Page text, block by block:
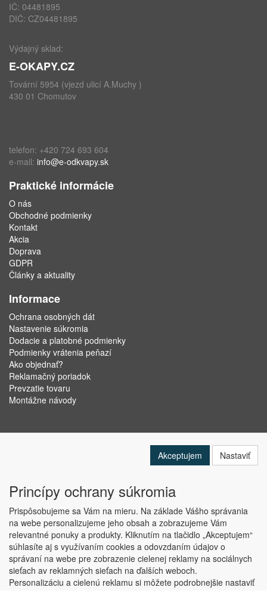
IČ: 04481895
DIČ: CZ04481895
Výdajný sklad:
E-OKAPY.CZ
Tovární 5954 (vjezd ulicí A.Muchy )
430 01 Chomutov
telefon: +420 724 693 604
e-mail: info@e-odkvapy.sk
Praktické informácie
O nás
Obchodné podmienky
Kontakt
Akcia
Doprava
GDPR
Články a aktuality
Informace
Ochrana osobných dát
Nastavenie súkromia
Dodacie a platobné podmienky
Podmienky vrátenia peňazí
Ako objednať?
Reklamačný poriadok
Prevzatie tovaru
Montážne návody
Copyright © ABRA Software a.s. 2019
Akceptujem Nastaviť
Princípy ochrany súkromia
Prispôsobujeme sa Vám na mieru. Na základe Vášho správania
na webe personalizujeme jeho obsah a zobrazujeme Vám
relevantné ponuky a produkty. Kliknutím na tlačidlo „Akceptujem“
súhlasíte aj s využívaním cookies a odovzdaním údajov o
správaní na webe pre zobrazenie cielenej reklamy na sociálnych
sieťach av reklamných sieťach na ďalších weboch.
Personalizáciu a cielenú reklamu si môžete podrobnejšie nastaviť